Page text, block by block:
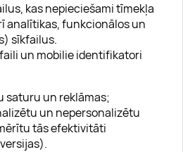
kas nepieciešami tīmekļa
analītikas, funkcionālos un
sīkfailus.
un mobilie identifikatori
saturu un reklāmas;
un nepersonalizētu
tās efektivitāti